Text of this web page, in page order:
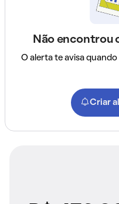
Não encontrou
O alerta te avisa
Criar